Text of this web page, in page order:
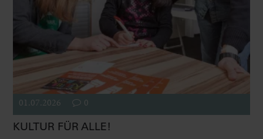
01.07.2026 0
KULTUR FÜR ALLE!